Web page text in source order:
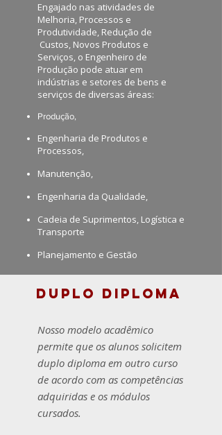
Engajado nas atividades de
Melhoria, Processos e
Produtividade, Redução de
Custos, Novos Produtos e
Serviços, o Engenheiro de
Produção pode atuar em
indústrias e setores de bens e
serviços de diversas áreas:
Produção,
Engenharia de Produtos e
Processos,
Manutenção,
Engenharia da Qualidade,
Cadeia de Suprimentos, Logística e
Transporte
Planejamento e Gestão
DUPLO DIPLOMA
Nosso modelo acadêmico
permite que os alunos solicitem
duplo diploma em outro curso
de acordo com as competências
adquiridas e os módulos
cursados.